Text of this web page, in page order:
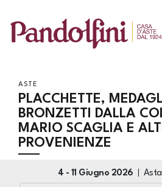
ASTE
PLACCHETTE,
BRONZETTI DALLA
MARIO SCAGLIA E
PROVENIENZE
4 - 11 Giugno 2026